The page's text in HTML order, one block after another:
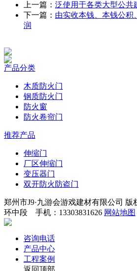
上一篇： 泛使用于各类大型公共
下一篇： 由实收本钱、本钱公积
润
产品分类
木质防火门
钢质防火门
防火窗
防火卷帘门
推荐产品
伸缩门
厂区伸缩门
变压器门
双开防火防盗门
郑州市J9·九游会游戏建材有限公司 版
环中段 手机：13303831626 网站地图
咨询电话
产品中心
工程案例
返回顶部